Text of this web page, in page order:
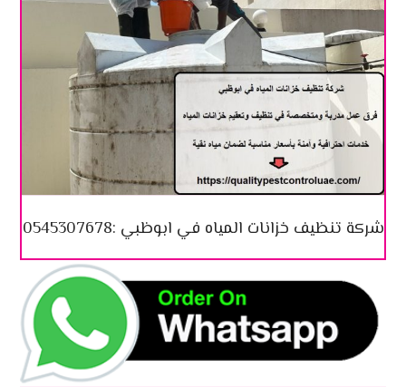
شركة تنظيف خزانات المياه في ابوظبي :0545307678